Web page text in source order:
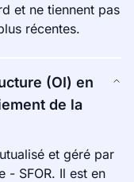
et ne tiennent pas
récentes.
(OI) en
de la
et géré par
- SFOR. Il est en